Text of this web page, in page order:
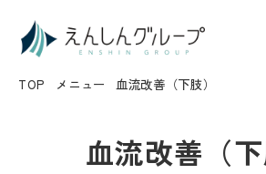
TOP メニュー 血流改善（下肢）
血流改善（下